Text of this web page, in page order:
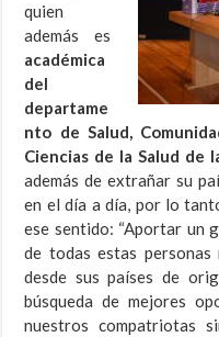
quien
además es
académica
del
departame
nto de Salud,
Ciencias de la Salud de
además de extrañar su
en el día a día, por lo
ese sentido: “Aportar un
de todas estas
desde sus países de
búsqueda de mejores
nuestros compatriotas